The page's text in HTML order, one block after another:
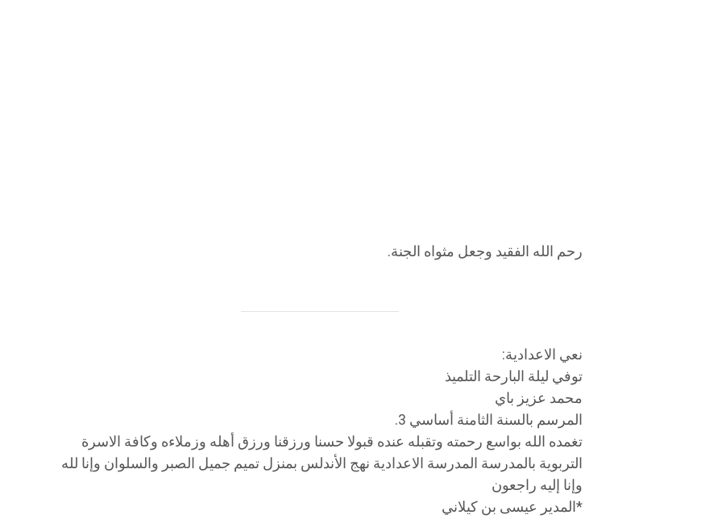
رحم الله الفقيد وجعل مثواه الجنة.
نعي الاعدادية:
توفي ليلة البارحة التلميذ
محمد عزيز باي
المرسم بالسنة الثامنة أساسي 3.
تغمده الله بواسع رحمته وتقبله عنده قبولا حسنا ورزقنا ورزق أهله وزملاءه وكافة الاسرة
التربوية بالمدرسة المدرسة الاعدادية نهج الأندلس بمنزل تميم جميل الصبر والسلوان وإنا لله
وإنا إليه راجعون
*المدير عيسى بن كيلاني